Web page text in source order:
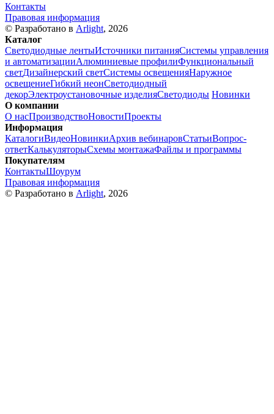
Контакты
Правовая информация
© Разработано в Arlight, 2026
Каталог
Светодиодные лентыИсточники питанияСистемы управления
и автоматизацииАлюминиевые профилиФункциональный
светДизайнерский светСистемы освещенияНаружное
освещениеГибкий неонСветодиодный
декорЭлектроустановочные изделияСветодиоды Новинки
О компании
О насПроизводствоНовостиПроекты
Информация
КаталогиВидеоНовинкиАрхив вебинаровСтатьиВопрос-
ответКалькуляторыСхемы монтажаФайлы и программы
Покупателям
КонтактыШоурум
Правовая информация
© Разработано в Arlight, 2026